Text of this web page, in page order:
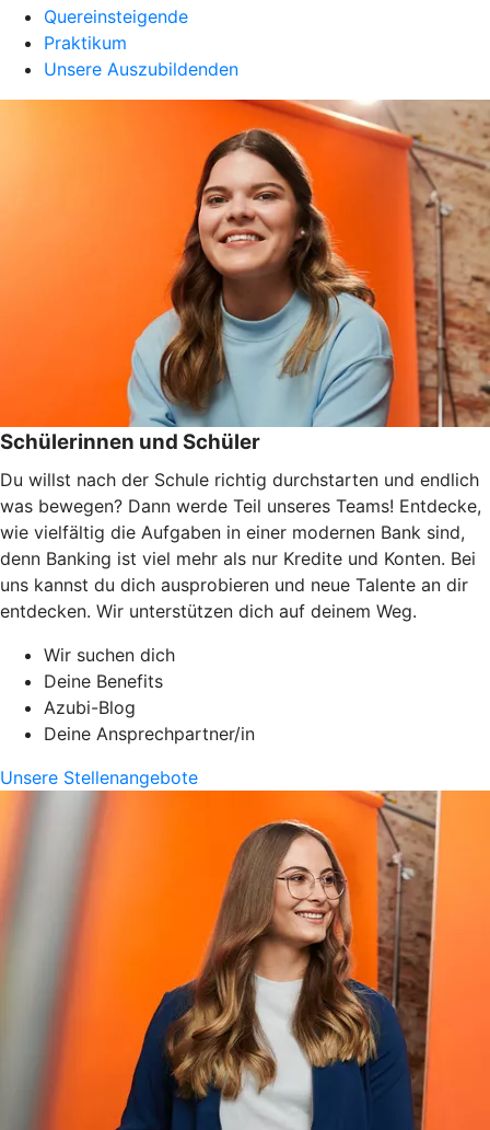
Quereinsteigende
Praktikum
Unsere Auszubildenden
Schülerinnen und Schüler
Du willst nach der Schule richtig durchstarten und endlich
was bewegen? Dann werde Teil unseres Teams! Entdecke,
wie vielfältig die Aufgaben in einer modernen Bank sind,
denn Banking ist viel mehr als nur Kredite und Konten. Bei
uns kannst du dich ausprobieren und neue Talente an dir
entdecken. Wir unterstützen dich auf deinem Weg.
Wir suchen dich
Deine Benefits
Azubi-Blog
Deine Ansprechpartner/in
Unsere Stellenangebote